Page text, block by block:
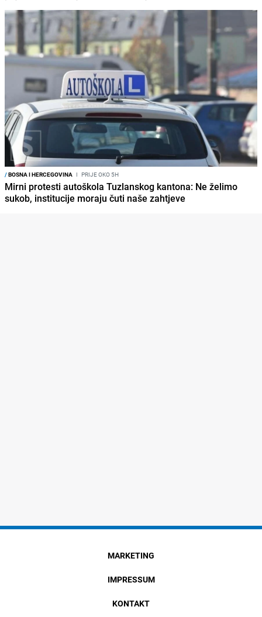
/BOSNA I HERCEGOVINA I PRIJE OKO 5H
Mirni protesti autoškola Tuzlanskog kantona: Ne želimo
sukob, institucije moraju čuti naše zahtjeve
MARKETING
IMPRESSUM
KONTAKT